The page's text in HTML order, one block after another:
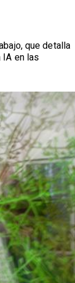
que detalla
IA en las